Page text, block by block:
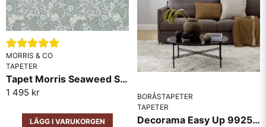
MORRIS & CO
TAPETER
Tapet Morris Seaweed Silver/Ecru 214715
1 495 kr
LÄGG I VARUKORGEN
BORÅSTAPETER
TAPETER
Decorama Easy Up 9925 Boråstapeter